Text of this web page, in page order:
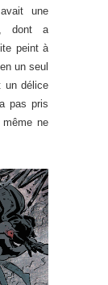
une
dont a
peint à
un seul
un délice
pas pris
ne